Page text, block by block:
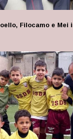
Filocamo e Mei